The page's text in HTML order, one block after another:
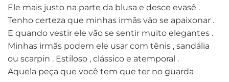
Ele mais justo na parte da blusa e desce evasê .
Tenho certeza que minhas irmãs vão se apaixonar .
E quando vestir ele vão se sentir muito elegantes .
Minhas irmãs podem ele usar com tênis , sandália
ou scarpin . Estiloso , clássico e atemporal .
Aquela peça que você tem que ter no guarda